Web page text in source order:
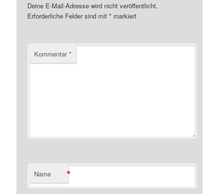
Deine E-Mail-Adresse wird nicht veröffentlicht.
Erforderliche Felder sind mit* markiert
Kommentar*
Name *